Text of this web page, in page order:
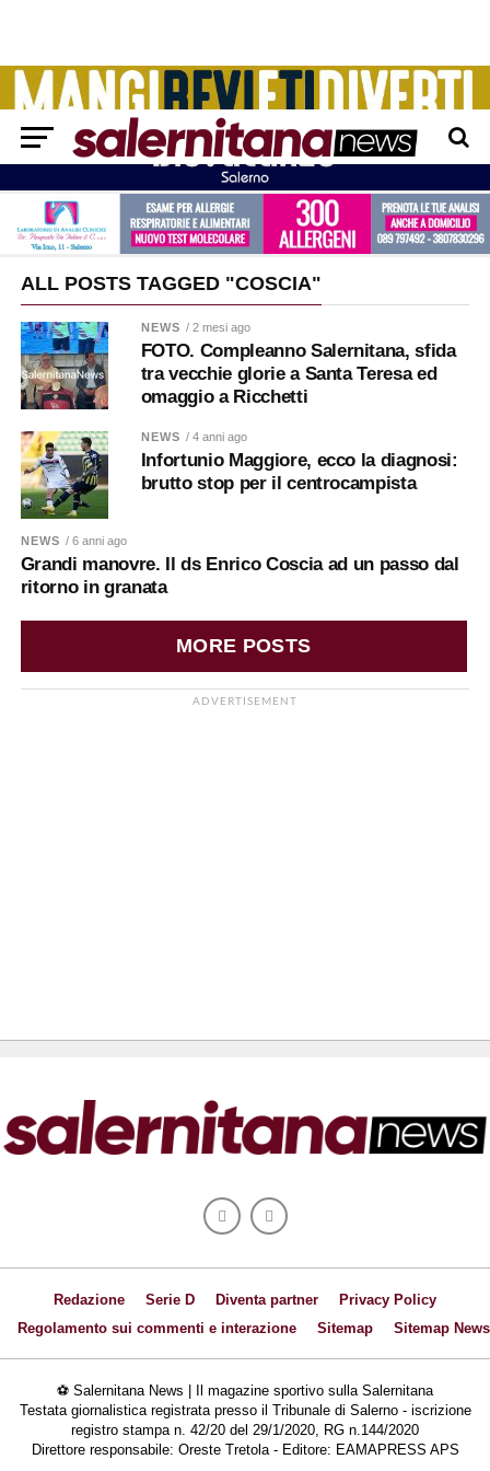
ALL POSTS TAGGED "COSCIA"
NEWS / 2 mesi ago
FOTO. Compleanno Salernitana, sfida
tra vecchie glorie a Santa Teresa ed
omaggio a Ricchetti
NEWS / 4 anni ago
Infortunio Maggiore, ecco la diagnosi:
brutto stop per il centrocampista
NEWS / 6 anni ago
Grandi manovre. Il ds Enrico Coscia ad un passo dal
ritorno in granata
MORE POSTS
ADVERTISEMENT
Redazione Serie D Diventa partner
Privacy Policy
Regolamento sui commenti e interazione
Sitemap Sitemap News
⚽ Salernitana News | Il magazine sportivo sulla Salernitana
Testata giornalistica registrata presso il Tribunale di Salerno - iscrizione
registro stampa n. 42/20 del 29/1/2020, RG n.144/2020
Direttore responsabile: Oreste Tretola - Editore: EAMAPRESS APS